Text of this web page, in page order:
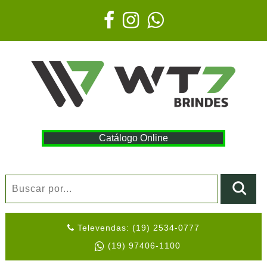
Catálogo Online
Televendas: (19) 2534-0777
(19) 97406-1100